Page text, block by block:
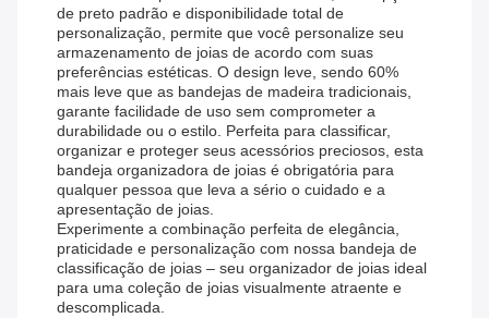
de preto padrão e disponibilidade total de
personalização, permite que você personalize seu
armazenamento de joias de acordo com suas
preferências estéticas. O design leve, sendo 60%
mais leve que as bandejas de madeira tradicionais,
garante facilidade de uso sem comprometer a
durabilidade ou o estilo. Perfeita para classificar,
organizar e proteger seus acessórios preciosos, esta
bandeja organizadora de joias é obrigatória para
qualquer pessoa que leva a sério o cuidado e a
apresentação de joias.
Experimente a combinação perfeita de elegância,
praticidade e personalização com nossa bandeja de
classificação de joias – seu organizador de joias ideal
para uma coleção de joias visualmente atraente e
descomplicada.